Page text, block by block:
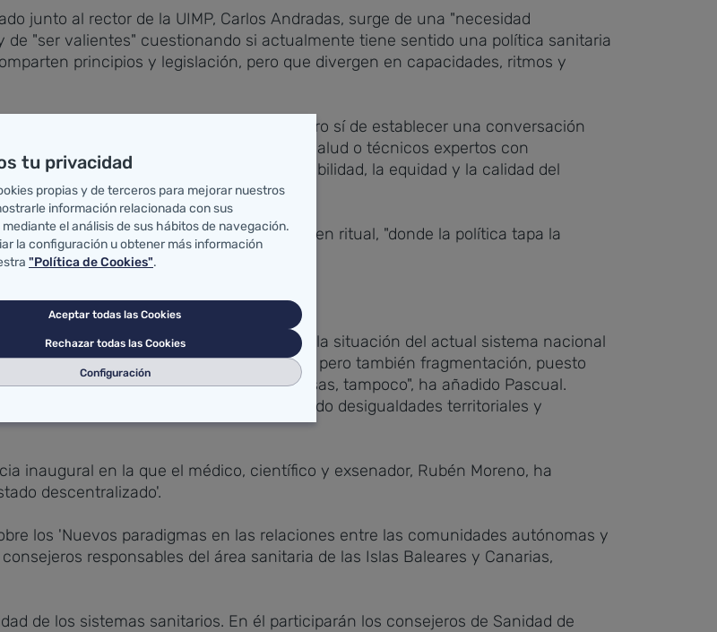
junto al rector de la UIMP, Carlos Andradas, surge de una "necesidad
de "ser valientes" cuestionando si actualmente tiene sentido una política sanitaria
principios y legislación, pero que divergen en capacidades, ritmos y
de ofrecer soluciones mágicas, pero sí de establecer una conversación
consejeros, directivos de servicios de salud o técnicos expertos con
objetivo común de conseguir la sostenibilidad, la equidad y la calidad del
Territorial, muchas veces convertido en ritual, "donde la política tapa la
es la regla".
Autonomías dará, por tanto, un repaso a la situación del actual sistema nacional
descentralización ha traído autonomía, pero también fragmentación, puesto
mismas y la financiación, entre otras cosas, tampoco", ha añadido Pascual.
y adaptación, también ha provocado desigualdades territoriales y
inaugural en la que el médico, científico y exsenador, Rubén Moreno, ha
descentralizado'.
los 'Nuevos paradigmas en las relaciones entre las comunidades autónomas y
responsables del área sanitaria de las Islas Baleares y Canarias,
de los sistemas sanitarios. En él participarán los consejeros de Sanidad de
tu privacidad
propias y de terceros para mejorar nuestros
información relacionada con sus
el análisis de sus hábitos de navegación.
la configuración u obtener más información
"Política de Cookies".
Aceptar todas las Cookies
Rechazar todas las Cookies
Configuración